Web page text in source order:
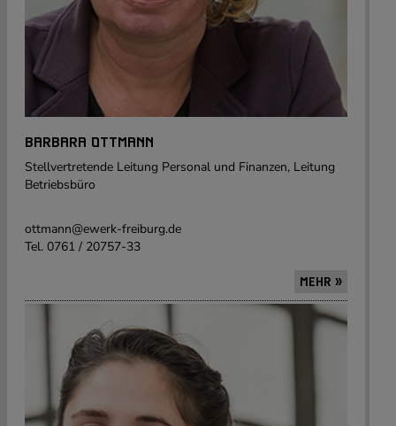
BARBARA OTTMANN
Stellvertretende Leitung Personal und Finanzen, Leitung
Betriebsbüro
ottmann@ewerk-freiburg.de
Tel. 0761 / 20757-33
MEHR »